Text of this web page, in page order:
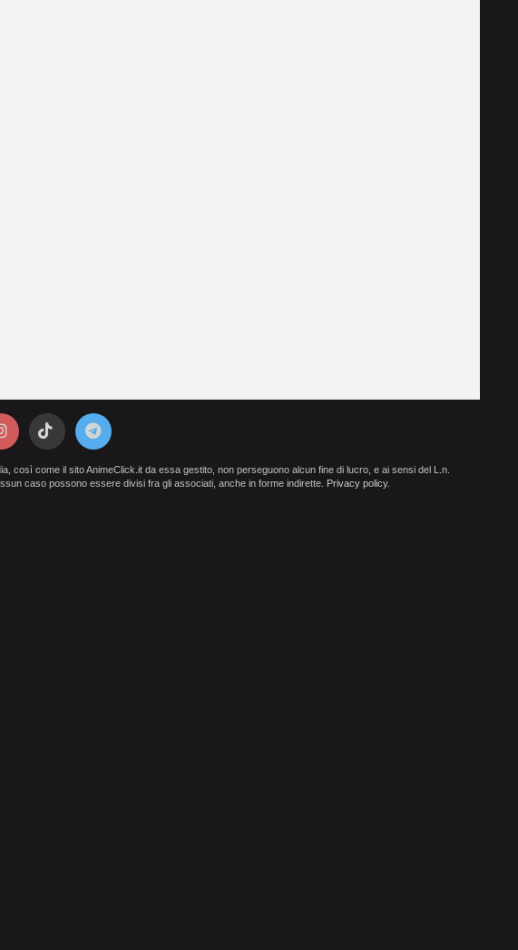
così come il sito AnimeClick.it da essa gestito, non perseguono alcun fine di lucro, e ai sensi del L.n.
caso possono essere divisi fra gli associati, anche in forme indirette. Privacy policy.